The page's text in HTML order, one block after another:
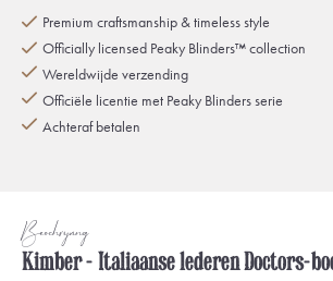
Premium craftsmanship & timeless style
Officially licensed Peaky Blinders™ collection
Wereldwijde verzending
Officiële licentie met Peaky Blinders serie
Achteraf betalen
Beschrijving
Kimber - Italiaanse lederen Doctors-